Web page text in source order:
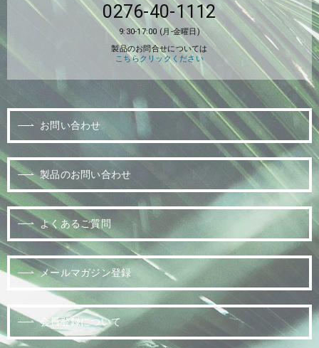
0276-40-1112
9:30-17:00 (月-金曜日)
製品のお問合せについては
こちらクリックください
お問い合わせ
製品のお問い合わせ
よくあるご質問
メールマガジン登録
会員登録について